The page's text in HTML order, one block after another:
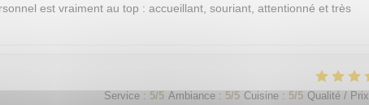
est vraiment au top : accueillant, souriant, attentionné et très
Service : 5/5 Ambiance : 5/5 Cuisine : 5/5 Qualité / Prix